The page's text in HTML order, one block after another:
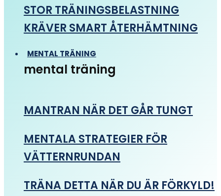
STOR TRÄNINGSBELASTNING
KRÄVER SMART ÅTERHÄMTNING
MENTAL TRÄNING
mental träning
MANTRAN NÄR DET GÅR TUNGT
MENTALA STRATEGIER FÖR
VÄTTERNRUNDAN
TRÄNA DETTA NÄR DU ÄR FÖRKYLD!